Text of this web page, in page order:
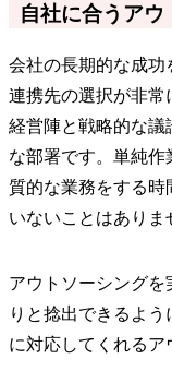
自社に合うアウ
会社の長期的な成功
連携先の選択が非常
経営陣と戦略的な議
な部署です。単純
質的な業務をする時
いないことはありま
アウトソーシング
りと捻出できるよ
に対応してくれるア